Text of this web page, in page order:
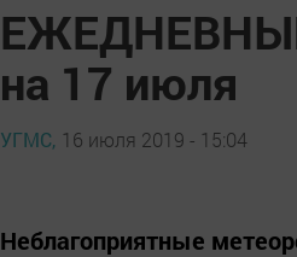
на 17 июля
УГМС, 16 июля 2019 - 15:04
Неблагоприятные